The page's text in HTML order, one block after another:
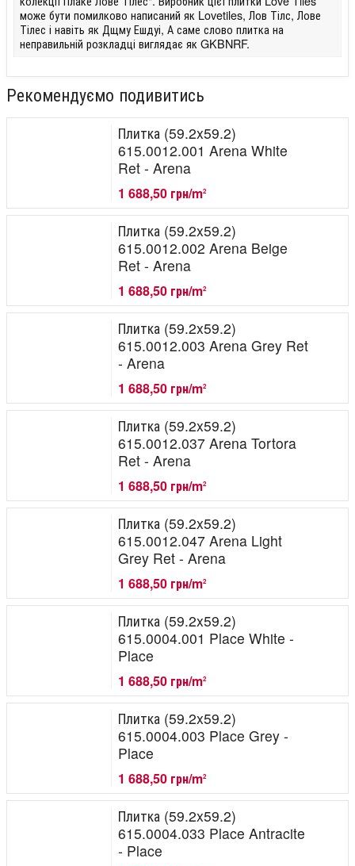
може бути помилково написаний як Lovetiles, Лов Тілс, Лове
Тілес і навіть як Дщму Ешдуі, А саме слово плитка на
неправильній розкладці виглядає як GKBNRF.
Рекомендуємо подивитись
Плитка (59.2x59.2)
615.0012.001 Arena White
Ret - Arena
1 688,50 грн/m2
Плитка (59.2x59.2)
615.0012.002 Arena Beige
Ret - Arena
1 688,50 грн/m2
Плитка (59.2x59.2)
615.0012.003 Arena Grey Ret
- Arena
1 688,50 грн/m2
Плитка (59.2x59.2)
615.0012.037 Arena Tortora
Ret - Arena
1 688,50 грн/m2
Плитка (59.2x59.2)
615.0012.047 Arena Light
Grey Ret - Arena
1 688,50 грн/m2
Плитка (59.2x59.2)
615.0004.001 Place White -
Place
1 688,50 грн/m2
Плитка (59.2x59.2)
615.0004.003 Place Grey -
Place
1 688,50 грн/m2
Плитка (59.2x59.2)
615.0004.033 Place Antracite
- Place